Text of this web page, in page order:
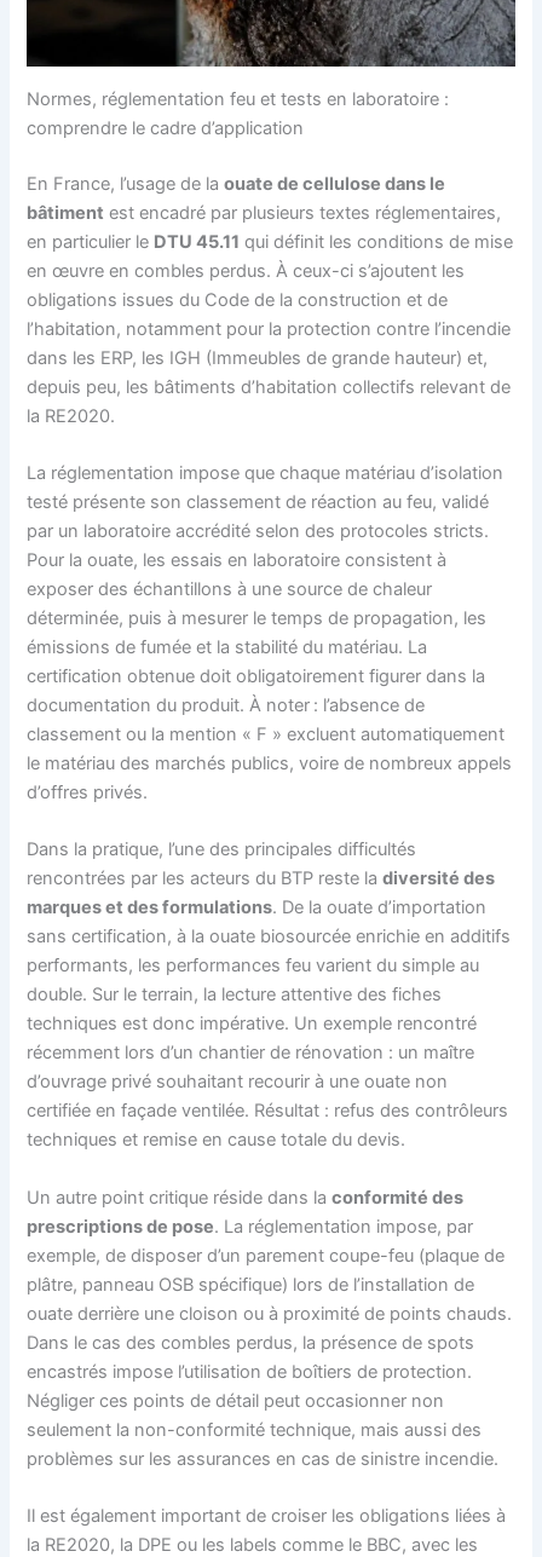
Normes, réglementation feu et tests en laboratoire :
comprendre le cadre d’application
En France, l’usage de laouate de cellulose dans le
bâtiment est encadré par plusieurs textes réglementaires,
en particulier le DTU 45.11 qui définit les conditions de mise
en œuvre en combles perdus. À ceux-ci s’ajoutent les
obligations issues du Code de la construction et de
l’habitation, notamment pour la protection contre l’incendie
dans les ERP, les IGH (Immeubles de grande hauteur) et,
depuis peu, les bâtiments d’habitation collectifs relevant de
la RE2020.
La réglementation impose que chaque matériau d’isolation
testé présente son classement de réaction au feu, validé
par un laboratoire accrédité selon des protocoles stricts.
Pour la ouate, les essais en laboratoire consistent à
exposer des échantillons à une source de chaleur
déterminée, puis à mesurer le temps de propagation, les
émissions de fumée et la stabilité du matériau. La
certification obtenue doit obligatoirement figurer dans la
documentation du produit. À noter : l’absence de
classement ou la mention « F » excluent automatiquement
le matériau des marchés publics, voire de nombreux appels
d’offres privés.
Dans la pratique, l’une des principales difficultés
rencontrées par les acteurs du BTP reste ladiversité des
marques et des formulations. De la ouate d’importation
sans certification, à la ouate biosourcée enrichie en additifs
performants, les performances feu varient du simple au
double. Sur le terrain, la lecture attentive des fiches
techniques est donc impérative. Un exemple rencontré
récemment lors d’un chantier de rénovation : un maître
d’ouvrage privé souhaitant recourir à une ouate non
certifiée en façade ventilée. Résultat : refus des contrôleurs
techniques et remise en cause totale du devis.
Un autre point critique réside dans laconformité des
prescriptions de pose. La réglementation impose, par
exemple, de disposer d’un parement coupe-feu (plaque de
plâtre, panneau OSB spécifique) lors de l’installation de
ouate derrière une cloison ou à proximité de points chauds.
Dans le cas des combles perdus, la présence de spots
encastrés impose l’utilisation de boîtiers de protection.
Négliger ces points de détail peut occasionner non
seulement la non-conformité technique, mais aussi des
problèmes sur les assurances en cas de sinistre incendie.
Il est également important de croiser les obligations liées à
la RE2020, la DPE ou les labels comme le BBC, avec les